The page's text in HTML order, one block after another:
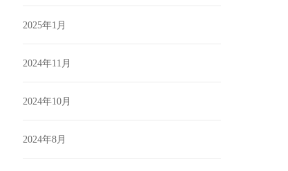
2025年1月
2024年11月
2024年10月
2024年8月